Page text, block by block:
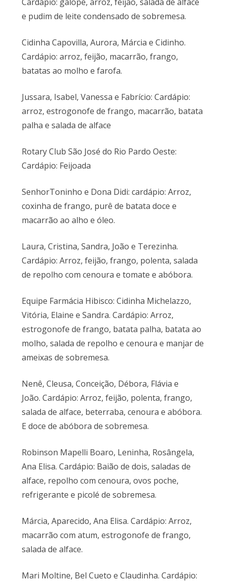
e pudim de leite condensado de sobremesa.
Cidinha Capovilla, Aurora, Márcia e Cidinho.
Cardápio: arroz, feijão, macarrão, frango,
batatas ao molho e farofa.
Jussara, Isabel, Vanessa e Fabrício: Cardápio:
arroz, estrogonofe de frango, macarrão, batata
palha e salada de alface
Rotary Club São José do Rio Pardo Oeste:
Cardápio: Feijoada
SenhorToninho e Dona Didi: cardápio: Arroz,
coxinha de frango, purê de batata doce e
macarrão ao alho e óleo.
Laura, Cristina, Sandra, João e Terezinha.
Cardápio: Arroz, feijão, frango, polenta, salada
de repolho com cenoura e tomate e abóbora.
Equipe Farmácia Hibisco: Cidinha Michelazzo,
Vitória, Elaine e Sandra. Cardápio: Arroz,
estrogonofe de frango, batata palha, batata ao
molho, salada de repolho e cenoura e manjar de
ameixas de sobremesa.
Nenê, Cleusa, Conceição, Débora, Flávia e
João. Cardápio: Arroz, feijão, polenta, frango,
salada de alface, beterraba, cenoura e abóbora.
E doce de abóbora de sobremesa.
Robinson Mapelli Boaro, Leninha, Rosângela,
Ana Elisa. Cardápio: Baião de dois, saladas de
alface, repolho com cenoura, ovos poche,
refrigerante e picolé de sobremesa.
Márcia, Aparecido, Ana Elisa. Cardápio: Arroz,
macarrão com atum, estrogonofe de frango,
salada de alface.
Mari Moltine, Bel Cueto e Claudinha. Cardápio: